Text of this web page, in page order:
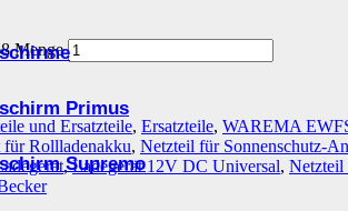
Primus
Supremo
Menge
und Ersatzteile, Ersatzteile, WAREMA
für Rollladenakku, Netzteil für Sonnenschutz-
,Ladegerät 12V DC Universal,